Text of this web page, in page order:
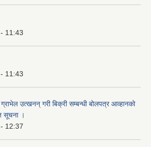
11:43
11:43
ग्राभेल उत्खनन् गरी बिक्री सम्बन्धी बोलपत्र आव्हानको
सूचना ।
12:37